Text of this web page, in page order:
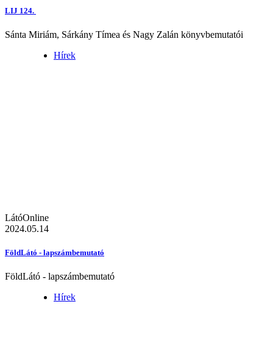
LIJ 124.
Sánta Miriám, Sárkány Tímea és Nagy Zalán könyvbemutatói
Hírek
LátóOnline
2024.05.14
FöldLátó - lapszámbemutató
FöldLátó - lapszámbemutató
Hírek